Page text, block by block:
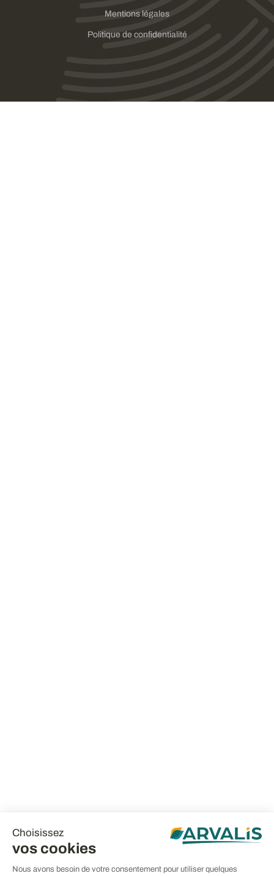
Choisissez
vos cookies
Nous avons besoin de votre consentement pour utiliser quelques
Mentions légales
Politique de confidentialité